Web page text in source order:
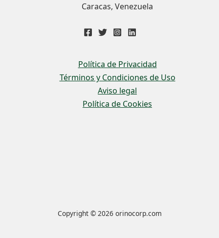
Caracas, Venezuela
Política de Privacidad
Términos y Condiciones de Uso
Aviso legal
Política de Cookies
Copyright © 2026 orinocorp.com